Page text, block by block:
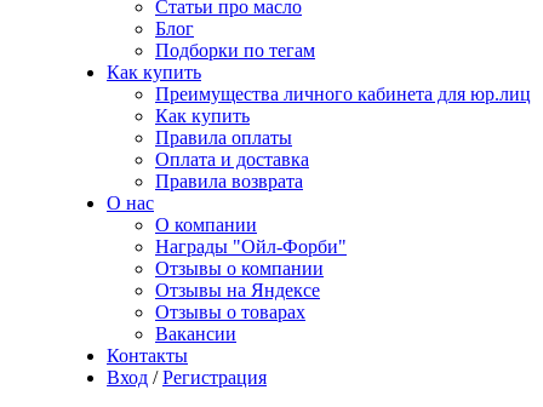
Статьи про масло
Блог
Подборки по тегам
Как купить
Преимущества личного кабинета для юр.лиц
Как купить
Правила оплаты
Оплата и доставка
Правила возврата
О нас
О компании
Награды "Ойл-Форби"
Отзывы о компании
Отзывы на Яндексе
Отзывы о товарах
Вакансии
Контакты
Вход / Регистрация